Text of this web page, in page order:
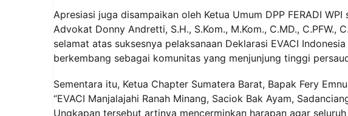
Apresiasi juga disampaikan oleh Ketua Umum DPP FERADI
Advokat Donny Andretti, S.H., S.Kom., M.Kom., C.MD., C.PFW.,
selamat atas suksesnya pelaksanaan Deklarasi EVACI
berkembang sebagai komunitas yang menjunjung tinggi
Sementara itu, Ketua Chapter Sumatera Barat, Bapak Fery
“EVACI Manjalajahi Ranah Minang, Saciok Bak Ayam,
Ungkapan tersebut artinya mencerminkan harapan agar